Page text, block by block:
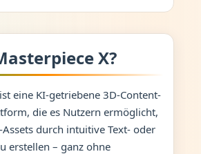
X?
eine KI-getriebene 3D-Content-
die es Nutzern ermöglicht,
durch intuitive Text- oder
erstellen – ganz ohne